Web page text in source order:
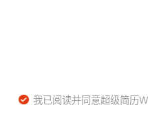
我已阅读并同意超级简历